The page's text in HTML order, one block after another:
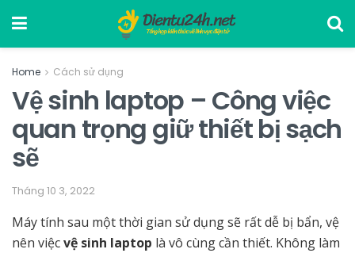
Home Cách sử dụng
Vệ sinh laptop – Công việc
quan trọng giữ thiết bị sạch
sẽ
Tháng 10 3, 2022
Máy tính sau một thời gian sử dụng sẽ rất dễ bị bẩn, vệ
nên việcvệ sinh laptop là vô cùng cần thiết. Không làm